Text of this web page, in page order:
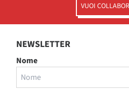
VUOI
NEWSLETTER
Nome